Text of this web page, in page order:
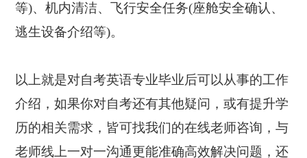
等)、机内清洁、飞行安全任务(座舱安全确认、
逃生设备介绍等)。
以上就是对自考英语专业毕业后可以从事的工作
介绍，如果你对自考还有其他疑问，或有提升学
历的相关需求，皆可找我们的在线老师咨询，与
老师线上一对一沟通更能准确高效解决问题，还